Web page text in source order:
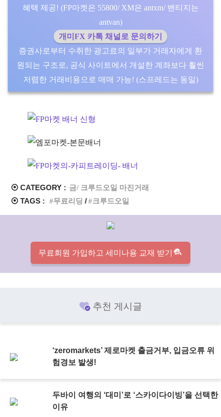
혜택 제공! (FP마켓은 55800/ XM은 antxm/ 밴티지는
antvan)
개미FX 카톡 채널로 문의하기
증권사로부터 수취한 광고료의 일부가 거래자에게 환
원되는 구조로, 공식 사이트에서 개설한 계좌보다 훨씬
저렴한 거래비용으로 매매 가능! (스프레드는 동일)
⦿ CATEGORY : 금/ 크루드오일 마진거래
⦿ TAGS :
무료리딩 크루드오일
무료회원 가입하고 세미나용 교재 받기
추천 게시글
‘zeromarkets’ 제로마켓 출금거부, 입금오류 위
험경보 발생!
두바이 여행의 ‘대미’로 ‘스카이다이빙’을 선택한
이유